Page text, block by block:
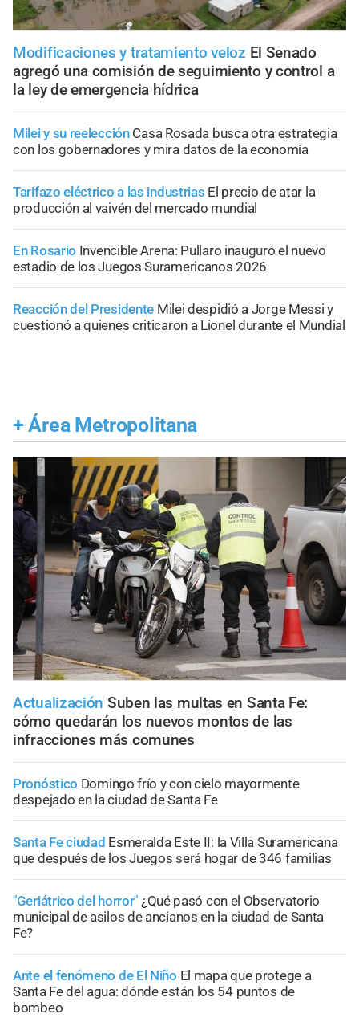
Modificaciones y tratamiento veloz El Senado
agregó una comisión de seguimiento y control a
la ley de emergencia hídrica
Milei y su reelección Casa Rosada busca otra estrategia
con los gobernadores y mira datos de la economía
Tarifazo eléctrico a las industrias El precio de atar la
producción al vaivén del mercado mundial
En Rosario Invencible Arena: Pullaro inauguró el nuevo
estadio de los Juegos Suramericanos 2026
Reacción del Presidente Milei despidió a Jorge Messi y
cuestionó a quienes criticaron a Lionel durante el Mundial
+ Área Metropolitana
Actualización Suben las multas en Santa Fe:
cómo quedarán los nuevos montos de las
infracciones más comunes
Pronóstico Domingo frío y con cielo mayormente
despejado en la ciudad de Santa Fe
Santa Fe ciudad Esmeralda Este II: la Villa Suramericana
que después de los Juegos será hogar de 346 familias
"Geriátrico del horror" ¿Qué pasó con el Observatorio
municipal de asilos de ancianos en la ciudad de Santa
Fe?
Ante el fenómeno de El Niño El mapa que protege a
Santa Fe del agua: dónde están los 54 puntos de
bombeo